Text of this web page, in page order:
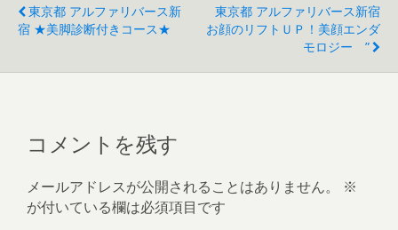
東京都 アルファリバース新
宿 ★美脚診断付きコース★
東京都 アルファリバース新宿
お顔のリフトＵＰ！美顔エンダ
モロジー ”
コメントを残す
メールアドレスが公開されることはありません。
※
が付いている欄は必須項目です